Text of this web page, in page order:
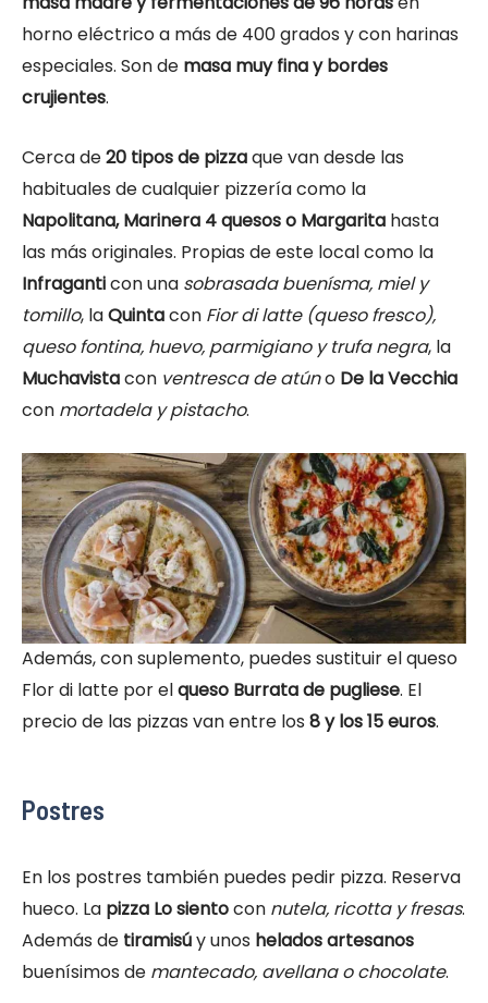
horno eléctrico a más de 400 grados y con harinas
especiales. Son de masa muy fina y bordes
crujientes.
Cerca de20 tipos de pizzaque van desde las
habituales de cualquier pizzería como la
Napolitana, Marinera 4 quesos o Margarita hasta
las más originales. Propias de este local como la
Infraganticon una sobrasada buenísma, miel y
tomillo, laQuintacon Fior di latte (queso fresco),
queso fontina, huevo, parmigiano y trufa negra, la
Muchavistacon ventresca de atúno De la Vecchia
con mortadela y pistacho.
Además, con suplemento, puedes sustituir el queso
Flor di latte por elqueso Burrata de pugliese. El
precio de las pizzas van entre los 8 y los 15 euros.
Postres
En los postres también puedes pedir pizza. Reserva
hueco. La pizza Lo sientocon nutela, ricotta y fresas.
Además de tiramisúy unos helados artesanos
buenísimos de mantecado, avellana o chocolate.